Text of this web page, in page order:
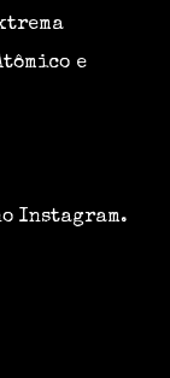
e
Instagram.